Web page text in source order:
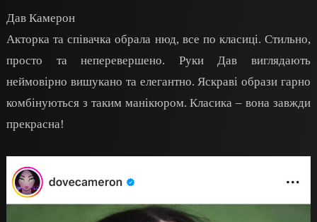
Дав Камерон
Акторка та співачка обрала нюд, все по класиці. Стильно,
просто та неперевершено. Руки Дав виглядають
неймовірно вишукано та елегантно. Яскраві образи гарно
комбінуються з таким манікюром. Класика – вона завжди
прекрасна!